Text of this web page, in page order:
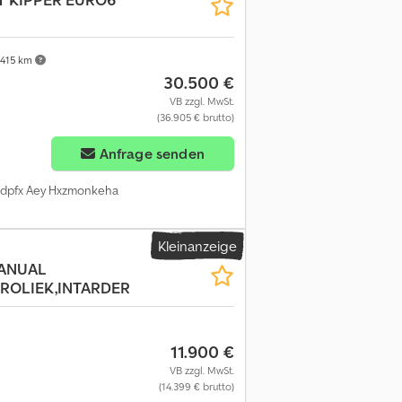
Alle Angaben in den Inseraten sind
: Montag bis Donnerstag von 9:00-
km
30.500 €
VB zzgl. MwSt.
(36.905 € brutto)
Anfrage senden
Aey Hxzmonkeha
Kleinanzeige
11.900 €
VB zzgl. MwSt.
(14.399 € brutto)